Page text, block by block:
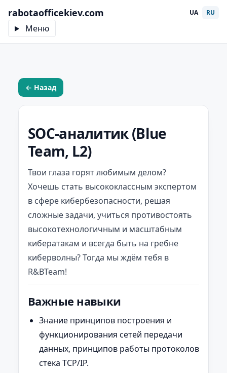
rabotaofficekiev.com
Меню
UA RU
← Назад
SOC-аналитик (Blue
Team, L2)
Твои глаза горят любимым делом?
Хочешь стать высококлассным экспертом
в сфере кибербезопасности, решая
сложные задачи, учиться противостоять
высокотехнологичным и масштабным
кибератакам и всегда быть на гребне
киберволны? Тогда мы ждём тебя в
R&BTeam!
Важные навыки
Знание принципов построения и
функционирования сетей передачи
данных, принципов работы протоколов
стека TCP/IP.